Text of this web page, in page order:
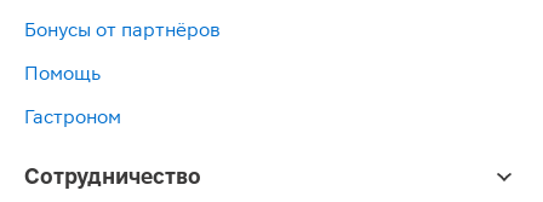
Бонусы от партнёров
Помощь
Гастроном
Сотрудничество